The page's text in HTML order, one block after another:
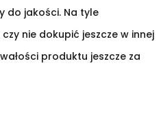
do jakości. Na tyle
nie dokupić jeszcze w innej
produktu jeszcze za